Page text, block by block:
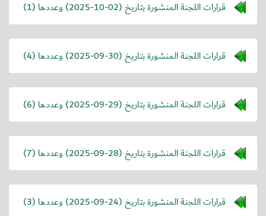
قرارات اللجنة المنشورة بتاريخ (2025-10-02) وعددها (1)
قرارات اللجنة المنشورة بتاريخ (2025-09-30) وعددها (4)
قرارات اللجنة المنشورة بتاريخ (2025-09-29) وعددها (6)
قرارات اللجنة المنشورة بتاريخ (2025-09-28) وعددها (7)
قرارات اللجنة المنشورة بتاريخ (2025-09-24) وعددها (3)